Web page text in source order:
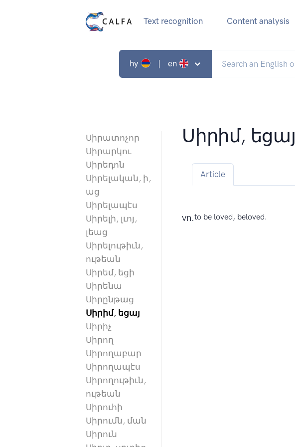
Text recognition Content analysis
hy | en
Սիրատոչոր
Սիրարկու
Սիրեդոն
Սիրելական, ի,
աց
Սիրելապէս
Սիրելի, լւոյ,
լեաց
Սիրելութիւն,
ութեան
Սիրեմ, եցի
Սիրենա
Սիրընթաց
Սիրիմ, եցայ
Սիրիչ
Սիրող
Սիրողաբար
Սիրողապէս
Սիրողութիւն,
ութեան
Սիրուհի
Սիրումն, ման
Սիրուն
Սիրիմ, եցայ
Article
vn.to be loved, beloved.